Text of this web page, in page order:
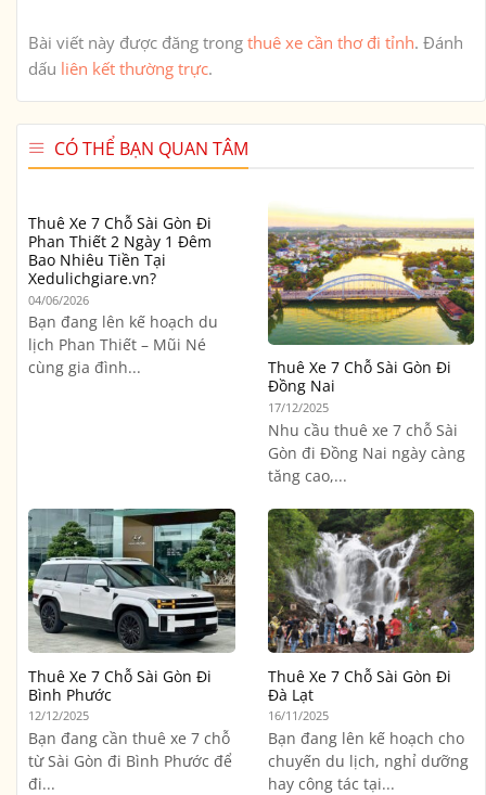
Bài viết này được đăng trong thuê xe cần thơ đi tỉnh. Đánh
dấu liên kết thường trực.
CÓ THỂ BẠN QUAN TÂM
Thuê Xe 7 Chỗ Sài Gòn Đi
Phan Thiết 2 Ngày 1 Đêm
Bao Nhiêu Tiền Tại
Xedulichgiare.vn?
04/06/2026
Bạn đang lên kế hoạch du
lịch Phan Thiết – Mũi Né
cùng gia đình...
Thuê Xe 7 Chỗ Sài Gòn Đi
Đồng Nai
17/12/2025
Nhu cầu thuê xe 7 chỗ Sài
Gòn đi Đồng Nai ngày càng
tăng cao,...
Thuê Xe 7 Chỗ Sài Gòn Đi
Bình Phước
12/12/2025
Bạn đang cần thuê xe 7 chỗ
từ Sài Gòn đi Bình Phước để
đi...
Thuê Xe 7 Chỗ Sài Gòn Đi
Đà Lạt
16/11/2025
Bạn đang lên kế hoạch cho
chuyến du lịch, nghỉ dưỡng
hay công tác tại...